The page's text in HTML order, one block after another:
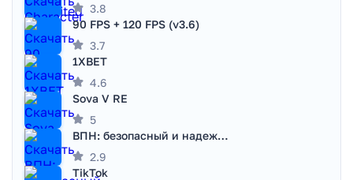
3.8
90 FPS + 120 FPS (v3.6)
3.7
1XBET
4.6
Sova V RE
5
ВПН: безопасный и надежный VPN
2.9
TikTok